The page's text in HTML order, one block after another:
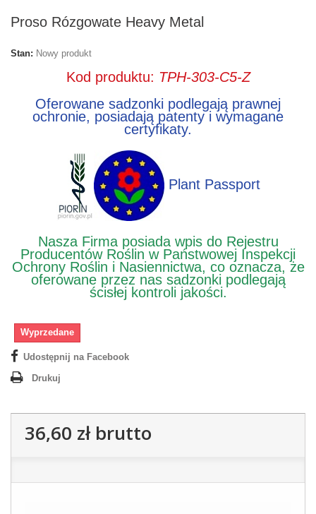
Proso Rózgowate Heavy Metal
Stan: Nowy produkt
Kod produktu: TPH-303-C5-Z
Oferowane sadzonki podlegają prawnej
ochronie, posiadają patenty i wymagane
certyfikaty.
Plant Passport
Nasza Firma posiada wpis do Rejestru
Producentów Roślin w Państwowej Inspekcji
Ochrony Roślin i Nasiennictwa, co oznacza, że
oferowane przez nas sadzonki podlegają
ścisłej kontroli jakości.
Wyprzedane
Udostępnij na Facebook
Drukuj
36,60 złbrutto